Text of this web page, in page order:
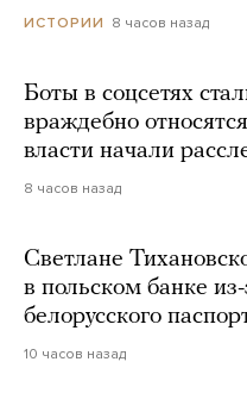
ИСТОРИИ 8 часов назад
Боты в соцсетях
враждебно
власти начали
8 часов назад
Светлане
в польском банке
белорусского
10 часов назад